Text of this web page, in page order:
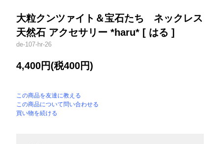
大粒クンツァイト＆宝石たち ネックレス
天然石 アクセサリー *haru* [ はる ]
de-107-hr-26
4,400円(税400円)
この商品を友達に教える
この商品について問い合わせる
買い物を続ける